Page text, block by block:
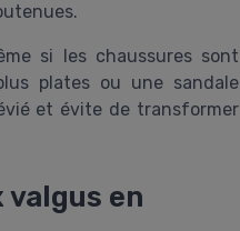
si les chaussures sont
plates ou une sandale
et évite de transformer
en